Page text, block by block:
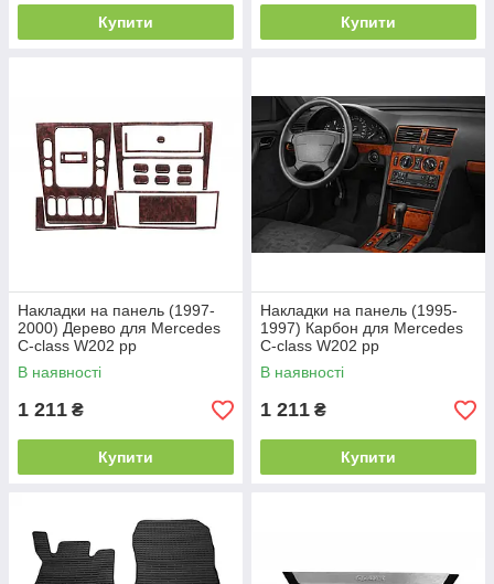
Купити Купити
Накладки на панель (1997-
2000) Дерево для Mercedes
C-class W202 рр
В наявності
1 211 ₴
Купити
Накладки на панель (1995-
1997) Карбон для Mercedes
C-class W202 рр
В наявності
1 211 ₴
Купити